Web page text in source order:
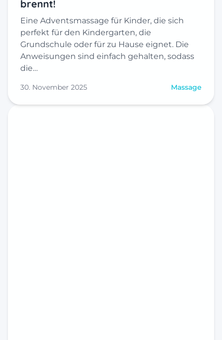
brennt!
Eine Adventsmassage für Kinder, die sich
perfekt für den Kindergarten, die
Grundschule oder für zu Hause eignet. Die
Anweisungen sind einfach gehalten, sodass
die…
30. November 2025 Massage